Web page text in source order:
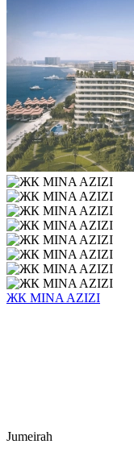
ЖК MINA AZIZI
Jumeirah